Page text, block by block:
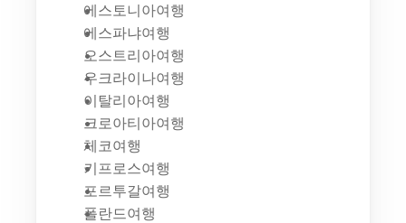
에스토니아여행
에스파냐여행
오스트리아여행
우크라이나여행
이탈리아여행
크로아티아여행
체코여행
키프로스여행
포르투갈여행
폴란드여행